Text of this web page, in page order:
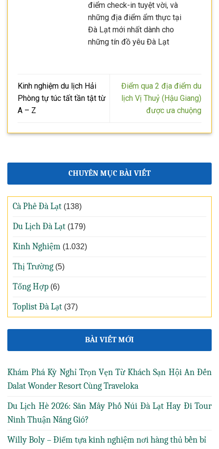
điểm check-in tuyệt vời, và
những địa điểm ẩm thực tại
Đà Lạt mới nhất dành cho
những tín đồ yêu Đà Lạt
Kinh nghiệm du lịch Hải
Phòng tự túc tất tần tật từ
A – Z
Điểm qua 2 địa điểm du
lịch Vị Thuỷ (Hậu Giang)
được ưa chuộng
CHUYÊN MỤC BÀI VIẾT
Cà Phê Đà Lạt (138)
Du Lịch Đà Lạt (179)
Kinh Nghiệm (1.032)
Thị Trường (5)
Tổng Hợp (6)
Toplist Đà Lạt (37)
BÀI VIẾT MỚI
Khám Phá Kỳ Nghỉ Trọn Vẹn Từ Khách Sạn Hội An Đến
Dalat Wonder Resort Cùng Traveloka
Du Lịch Hè 2026: Săn Mây Phố Núi Đà Lạt Hay Đi Tour
Ninh Thuận Nắng Gió?
Willy Boly – Điểm tựa kinh nghiệm nơi hàng thủ bền bỉ